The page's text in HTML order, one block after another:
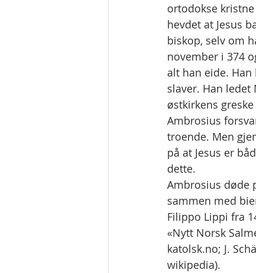
ortodokse
hevdet at Jesus
biskop, selv om
november i 374
alt han eide.
slaver. Han
østkirkens
Ambrosius
troende. Men
på at Jesus er
dette.
Ambrosius døde
sammen med
Filippo Lippi fra
«Nytt Norsk
katolsk.no; J.
wikipedia).